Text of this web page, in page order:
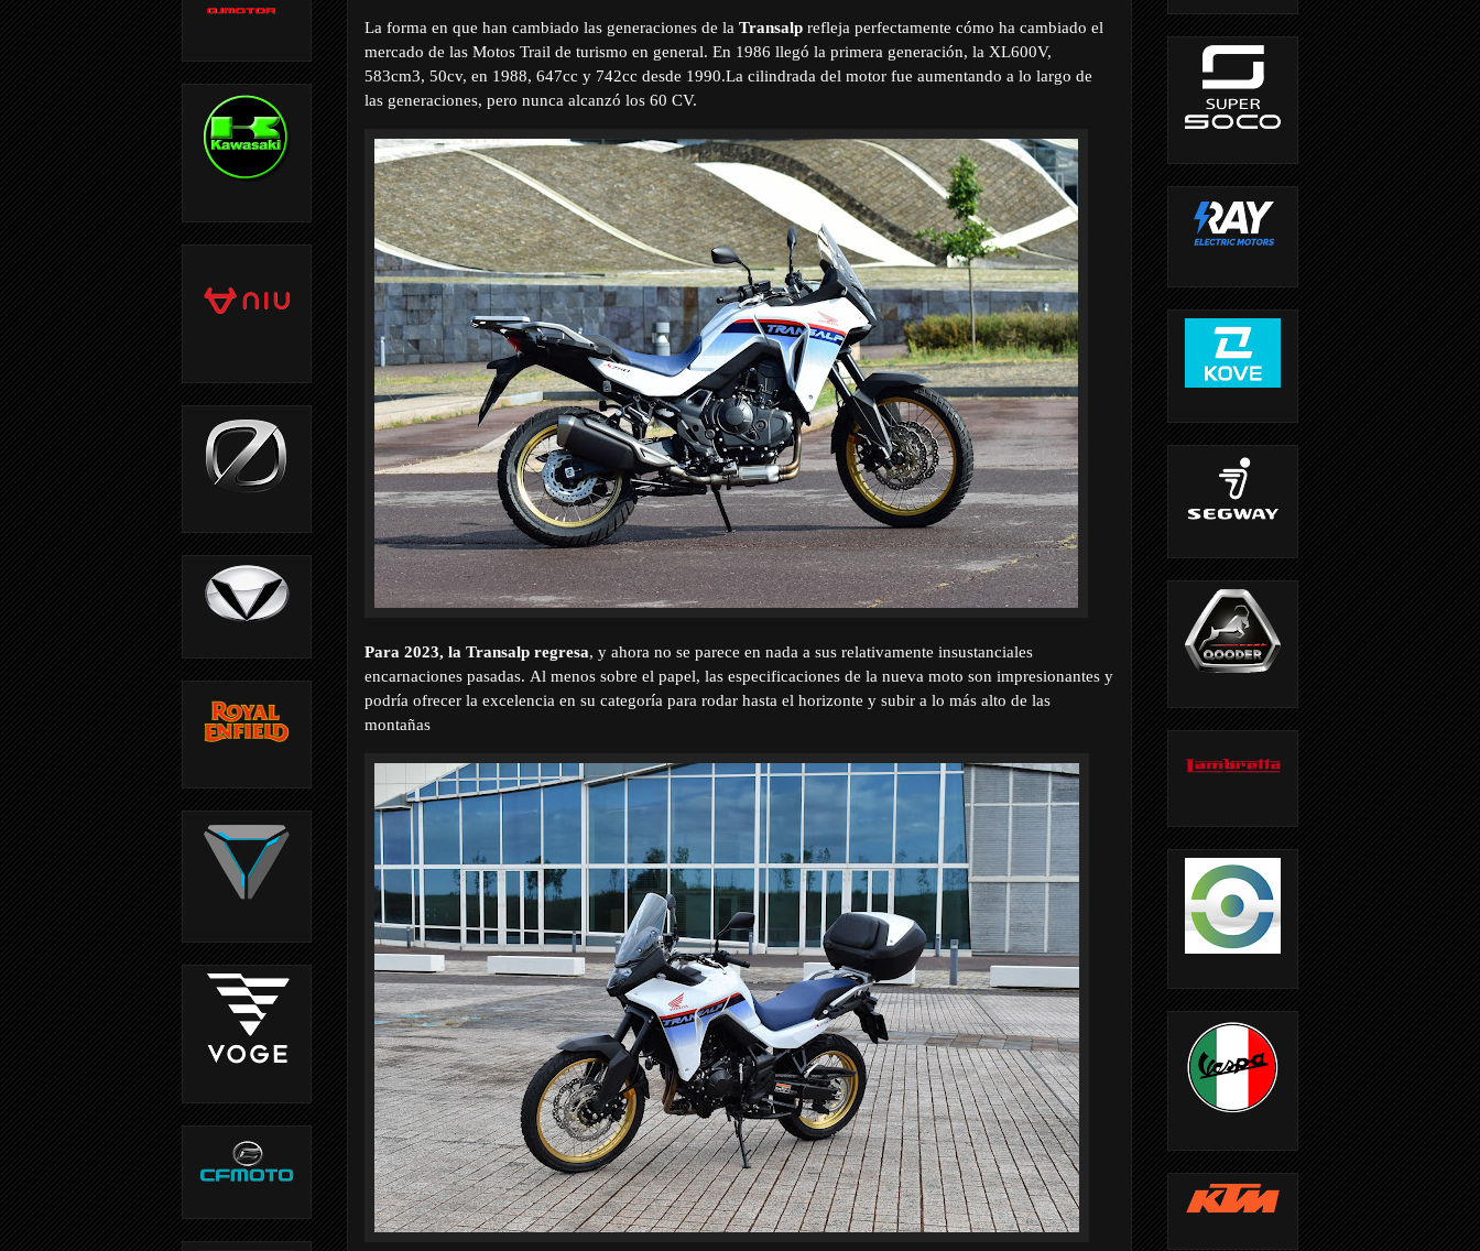
La forma en que han cambiado las generaciones de la Transalp refleja perfectamente cómo ha cambiado el
mercado de las Motos Trail de turismo en general. En 1986 llegó la primera generación, la XL600V,
583cm3, 50cv, en 1988, 647cc y 742cc desde 1990.La cilindrada del motor fue aumentando a lo largo de
las generaciones, pero nunca alcanzó los 60 CV.
Para 2023, la Transalp regresa, y ahora no se parece en nada a sus relativamente insustanciales
encarnaciones pasadas. Al menos sobre el papel, las especificaciones de la nueva moto son impresionantes y
podría ofrecer la excelencia en su categoría para rodar hasta el horizonte y subir a lo más alto de las
montañas